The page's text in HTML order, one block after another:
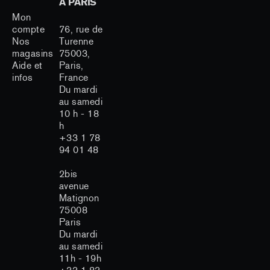
Mon
compte
Nos
magasins
Aide et
infos
76, rue de
Turenne
75003,
Paris,
France
Du mardi
au samedi
10 h - 18
h
+33 1 78
94 01 48
2bis
avenue
Matignon
75008
Paris
Du mardi
au samedi
11h - 19h